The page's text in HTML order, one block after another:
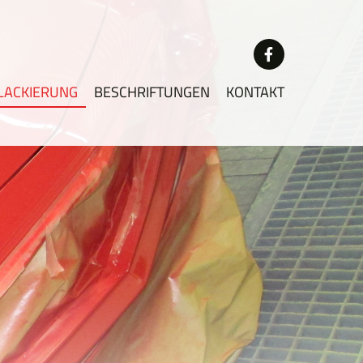
BESCHRIFTUNGEN KONTAKT